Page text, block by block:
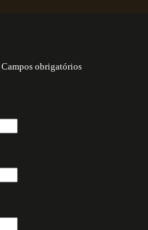
Campos obrigatórios